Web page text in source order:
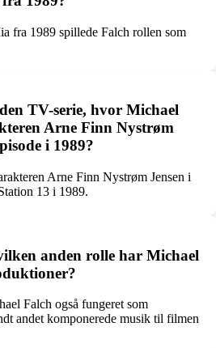
fra 1989 spillede Falch rollen som
TV-serie, hvor Michael
Arne Finn Nystrøm
i 1989?
Arne Finn Nystrøm Jensen i
13 i 1989.
anden rolle har Michael
Falch også fungeret som
andet komponerede musik til filmen